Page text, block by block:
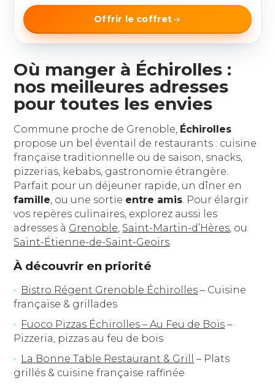
Offrir le coffret
Où manger à Échirolles :
nos meilleures adresses
pour toutes les envies
Commune proche de Grenoble, Échirolles
propose un bel éventail de restaurants : cuisine
française traditionnelle ou de saison, snacks,
pizzerias, kebabs, gastronomie étrangère.
Parfait pour un déjeuner rapide, un dîner en
famille, ou une sortie entre amis. Pour élargir
vos repères culinaires, explorez aussi les
adresses à Grenoble, Saint-Martin-d’Hères, ou
Saint-Étienne-de-Saint-Geoirs.
À découvrir en priorité
Bistro Régent Grenoble Échirolles – Cuisine
française & grillades
Fuoco Pizzas Échirolles – Au Feu de Bois –
Pizzeria, pizzas au feu de bois
La Bonne Table Restaurant & Grill
– Plats
grillés & cuisine française raffinée